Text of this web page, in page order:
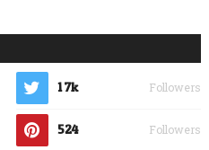
1.7k Followers
524 Followers